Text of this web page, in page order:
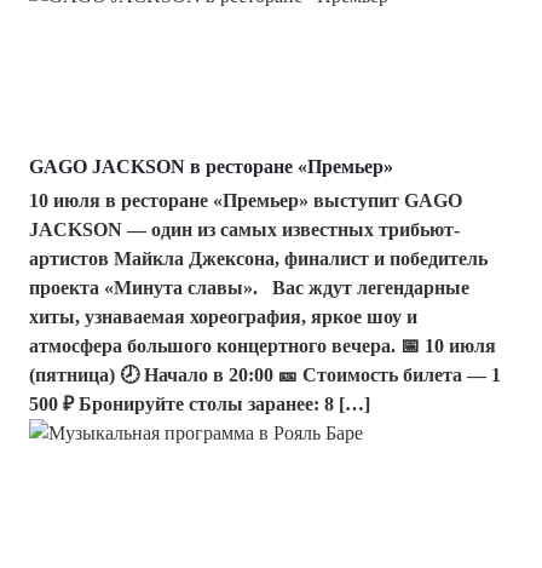
GAGO JACKSON в ресторане «Премьер»
10 июля в ресторане «Премьер» выступит GAGO
JACKSON — один из самых известных трибьют-
артистов Майкла Джексона, финалист и победитель
проекта «Минута славы». Вас ждут легендарные
хиты, узнаваемая хореография, яркое шоу и
атмосфера большого концертного вечера. 📅 10 июля
(пятница) 🕗 Начало в 20:00 🎫 Стоимость билета — 1
500 ₽ Бронируйте столы заранее: 8 […]